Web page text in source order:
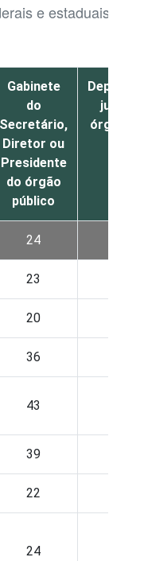
e estaduais
Gabinete
do
Secretário,
Diretor ou
Presidente
do órgão
público
órgão
24
23
20
36
43
39
22
24